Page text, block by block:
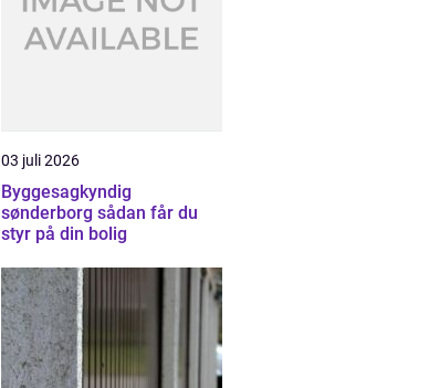
03 juli 2026
Byggesagkyndig
sønderborg sådan får du
styr på din bolig